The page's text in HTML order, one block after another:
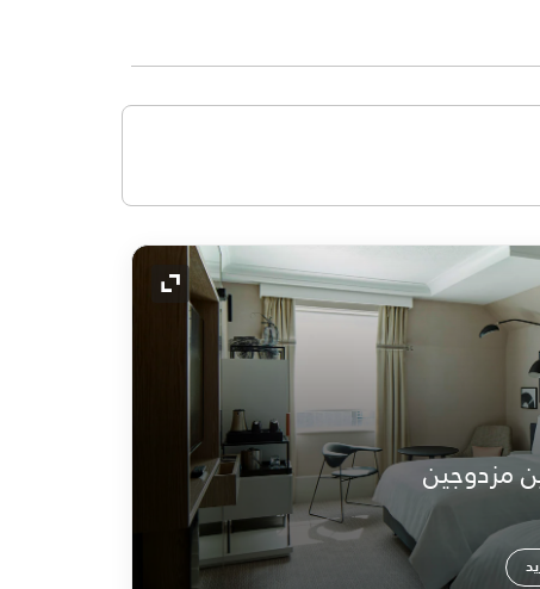
رمز التوسيع
مزدوجين